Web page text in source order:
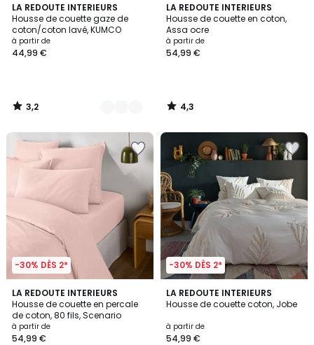
LA REDOUTE INTERIEURS
Housse de couette gaze de
coton/coton lavé, KUMCO
à partir de
44,99 €
3,2
/ 5
10
Couleurs
3,2
/
LA REDOUTE INTERIEURS
Housse de couette en coton,
Assa ocre
à partir de
54,99 €
4,3
/ 5
4,3
/
-30% DÈS 2*
LA REDOUTE INTERIEURS
Housse de couette en percale
de coton, 80 fils, Scenario
à partir de
54,99 €
4,3
/ 5
21
Couleurs
-30% DÈS 2*
LA REDOUTE INTERIEURS
Housse de couette coton, Jobe
à partir de
54,99 €
4,5
/ 5